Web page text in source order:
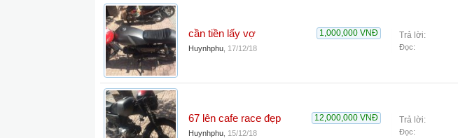
1,000,000 VNĐ
cần tiền lấy vợ
Huynhphu 17/12/18
Trả lời:
Đọc:
12,000,000 VNĐ
67 lên cafe race đẹp
Huynhphu 15/12/18
Trả lời:
Đọc: